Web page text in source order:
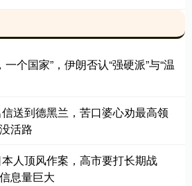
个国家”，伊朗否认“强硬派”与“温
送到德黑兰，苦口婆心劝最高领
活路
人顶风作案，高市要打长期战
息量巨大